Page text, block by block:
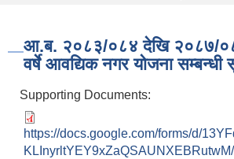
आ.ब. २०८३/०८४ देखि २०८७/
वर्षे आवद्यिक नगर योजना सम्बन्धी
Supporting Documents:
https://docs.google.com/forms/d/